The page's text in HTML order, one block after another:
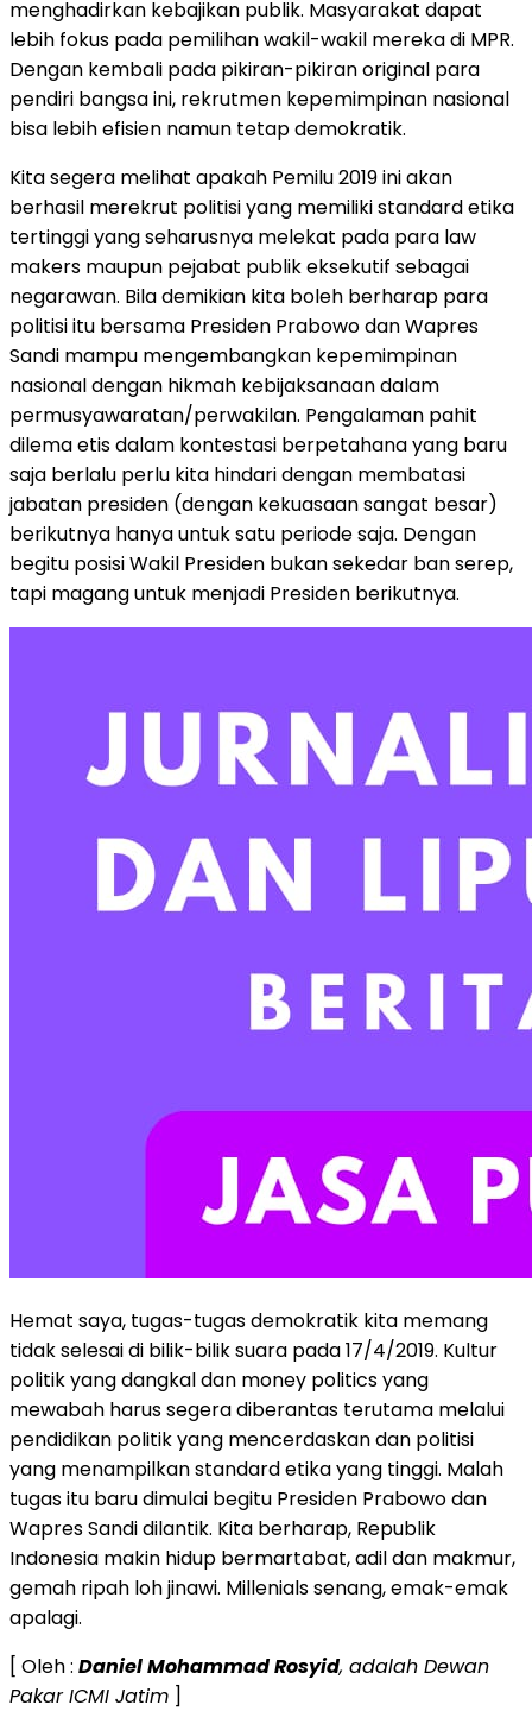
menghadirkan kebajikan publik. Masyarakat dapat
lebih fokus pada pemilihan wakil-wakil mereka di MPR.
Dengan kembali pada pikiran-pikiran original para
pendiri bangsa ini, rekrutmen kepemimpinan nasional
bisa lebih efisien namun tetap demokratik.
Kita segera melihat apakah Pemilu 2019 ini akan
berhasil merekrut politisi yang memiliki standard etika
tertinggi yang seharusnya melekat pada para law
makers maupun pejabat publik eksekutif sebagai
negarawan. Bila demikian kita boleh berharap para
politisi itu bersama Presiden Prabowo dan Wapres
Sandi mampu mengembangkan kepemimpinan
nasional dengan hikmah kebijaksanaan dalam
permusyawaratan/perwakilan. Pengalaman pahit
dilema etis dalam kontestasi berpetahana yang baru
saja berlalu perlu kita hindari dengan membatasi
jabatan presiden (dengan kekuasaan sangat besar)
berikutnya hanya untuk satu periode saja. Dengan
begitu posisi Wakil Presiden bukan sekedar ban serep,
tapi magang untuk menjadi Presiden berikutnya.
Hemat saya, tugas-tugas demokratik kita memang
tidak selesai di bilik-bilik suara pada 17/4/2019. Kultur
politik yang dangkal dan money politics yang
mewabah harus segera diberantas terutama melalui
pendidikan politik yang mencerdaskan dan politisi
yang menampilkan standard etika yang tinggi. Malah
tugas itu baru dimulai begitu Presiden Prabowo dan
Wapres Sandi dilantik. Kita berharap, Republik
Indonesia makin hidup bermartabat, adil dan makmur,
gemah ripah loh jinawi. Millenials senang, emak-emak
apalagi.
[ Oleh : Daniel Mohammad Rosyid, adalah Dewan
Pakar ICMI Jatim ]